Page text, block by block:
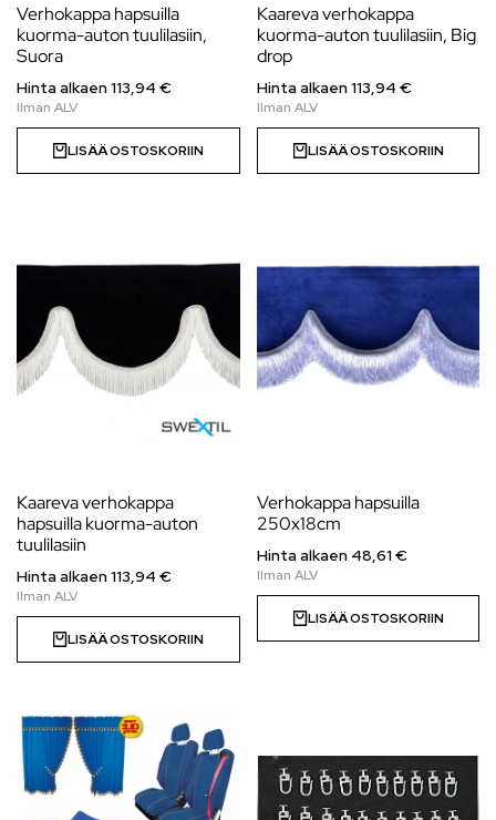
Verhokappa hapsuilla
kuorma-auton tuulilasiin,
Suora
Hinta alkaen 113,94 €
LISÄÄ OSTOSKORIIN
Kaareva verhokappa
kuorma-auton tuulilasiin, Big
drop
Hinta alkaen 113,94 €
LISÄÄ OSTOSKORIIN
Kaareva verhokappa
hapsuilla kuorma-auton
tuulilasiin
Hinta alkaen 113,94 €
LISÄÄ OSTOSKORIIN
Verhokappa hapsuilla
250x18cm
Hinta alkaen 48,61€
LISÄÄ OSTOSKORIIN